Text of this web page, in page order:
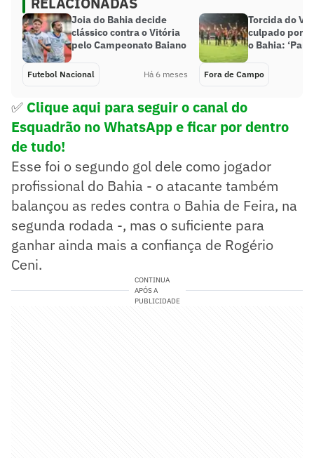
Joia do Bahia decide
clássico contra o Vitória
pelo Campeonato Baiano
Futebol Nacional Há 6 meses
Torcida do
culpado por
o Bahia:
Fora de Campo
✅ Clique aqui para seguir o canal do
Esquadrão no WhatsApp e ficar por dentro
de tudo!
Esse foi o segundo gol dele como jogador
profissional do Bahia - o atacante também
balançou as redes contra o Bahia de Feira, na
segunda rodada -, mas o suficiente para
ganhar ainda mais a confiança de Rogério
Ceni.
CONTINUA
APÓS A
PUBLICIDADE